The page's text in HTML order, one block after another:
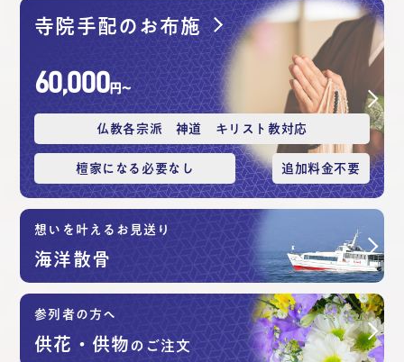
寺院手配のお布施
仏教各宗派 神道 キリスト教対応
檀家になる必要なし 追加料⾦不要
60,000円〜
想いを叶えるお見送り
海洋散⾻
参列者の方へ
供花・供物のご注文